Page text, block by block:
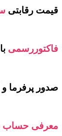
قیمت رقابتی
فاکتوررسمی
صدور پرفرما و
معرفی حساب